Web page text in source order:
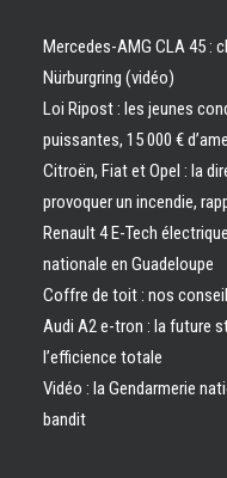
Mercedes-AMG CLA 45 :
Nürburgring (vidéo)
Loi Ripost : les jeunes
puissantes, 15 000 €
Citroën, Fiat et Opel : la
provoquer un incendie,
Renault 4 E-Tech
nationale en Guadeloupe
Coffre de toit : nos
Audi A2 e-tron : la future
l’efficience totale
Vidéo : la Gendarmerie
bandit